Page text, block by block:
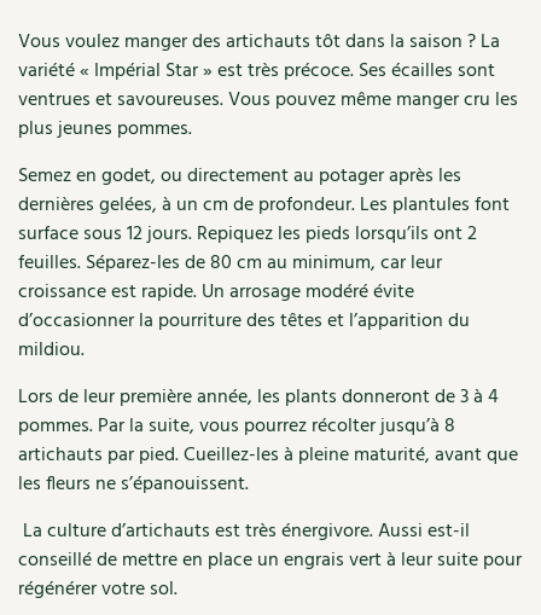
Cuisine saine
Manger bio
Dessert, Boulangerie
Techniques, conservation, organisation
Agenda, calendrier
NOUVEAUTÉS
Feuilleter le catalogue
Le magazineLes 4 saisons
Stages
Cartes cadeau
Séjourner en Trièves
Nous contacter
Outils et ustensiles du jardin
Biodiversité
Ravageurs et maladies au jardin
Petit élevage
Cuisine saine
Alimentation et nutrition
Recettes de printemps
Recettes par type de plat
Recettes sans gluten
Recettes végétariennes et vegan
Forums
Jardin bio
Habitat écologique
Cuisine saine
Soins naturels
Société et alternatives
Les 4 saisons& vous
Questions à la rédaction
Entre abonné·es
Trucs & astuces
bio
Vous voulez manger des artichauts tôt dans la saison ? La
variété « Impérial Star » est très précoce. Ses écailles sont
ventrues et savoureuses. Vous pouvez même manger cru les
plus jeunes pommes.
Semez en godet, ou directement au potager après les
dernières gelées, à un cm de profondeur. Les plantules font
surface sous 12 jours. Repiquez les pieds lorsqu’ils ont 2
feuilles. Séparez-les de 80 cm au minimum, car leur
croissance est rapide. Un arrosage modéré évite
d’occasionner la pourriture des têtes et l’apparition du
mildiou.
Lors de leur première année, les plants donneront de 3 à 4
pommes. Par la suite, vous pourrez récolter jusqu’à 8
artichauts par pied. Cueillez-les à pleine maturité, avant que
les fleurs ne s’épanouissent.
La culture d’artichauts est très énergivore. Aussi est-il
conseillé de mettre en place un engrais vert à leur suite pour
régénérer votre sol.